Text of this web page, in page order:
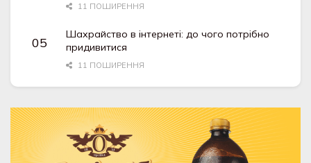
11 ПОШИРЕННЯ
Шахрайство в інтернеті: до чого потрібно
придивитися
11 ПОШИРЕННЯ